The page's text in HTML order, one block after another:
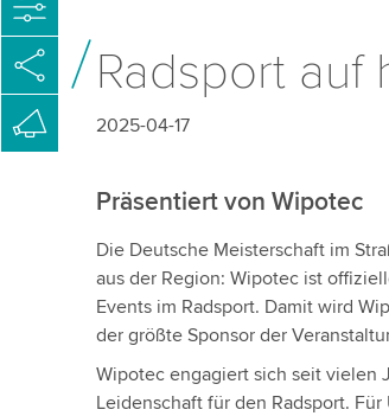
Radsport auf
2025-04-17
Präsentiert von Wipotec
Die Deutsche Meisterschaft im
aus der Region: Wipotec ist
Events im Radsport. Damit wird
der größte Sponsor der
Wipotec engagiert sich seit vielen
Leidenschaft für den Radsport.